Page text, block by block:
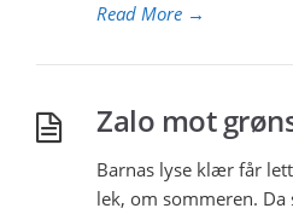
Read More →
Zalo mot
Barnas lyse klær får
lek, om sommeren.